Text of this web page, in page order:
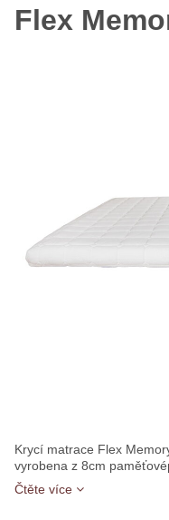
Flex
Krycí matrace Flex
vyrobena z 8cm
Čtěte více